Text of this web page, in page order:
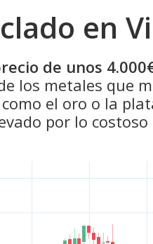
en
de unos
los metales que
el oro o la
por lo costoso